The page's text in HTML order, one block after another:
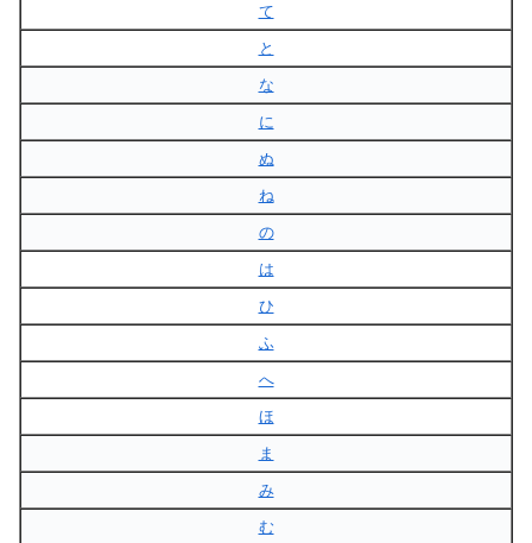
て
と
な
に
ぬ
ね
の
は
ひ
ふ
へ
ほ
ま
み
む